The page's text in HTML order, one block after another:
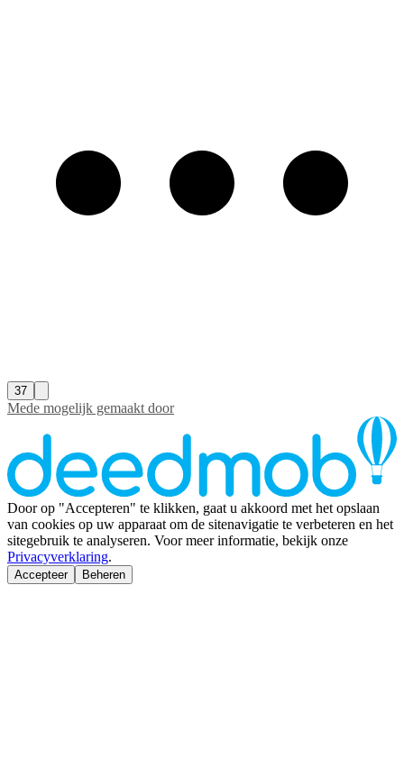
37
Mede mogelijk gemaakt door
Door op "Accepteren" te klikken, gaat u akkoord met het opslaan
van cookies op uw apparaat om de sitenavigatie te verbeteren en het
sitegebruik te analyseren. Voor meer informatie, bekijk onze
Privacyverklaring.
Accepteer Beheren